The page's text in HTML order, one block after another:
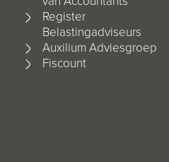
Register
Belastingadviseurs
Auxilium Adviesgroep
Fiscount